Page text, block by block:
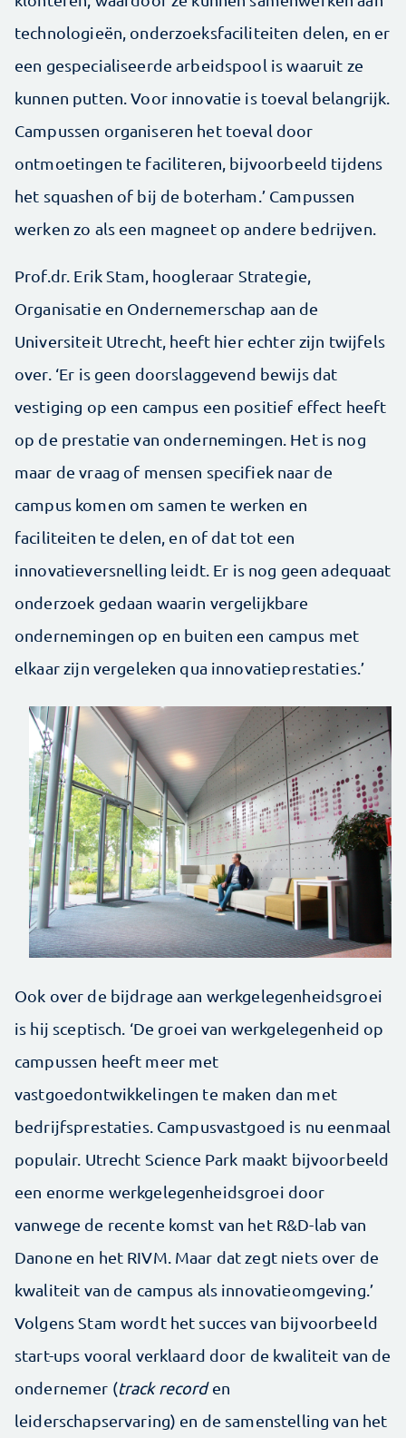
technologieën, onderzoeksfaciliteiten delen, en er
een gespecialiseerde arbeidspool is waaruit ze
kunnen putten. Voor innovatie is toeval belangrijk.
Campussen organiseren het toeval door
ontmoetingen te faciliteren, bijvoorbeeld tijdens
het squashen of bij de boterham.’ Campussen
werken zo als een magneet op andere bedrijven.
Prof.dr. Erik Stam, hoogleraar Strategie,
Organisatie en Ondernemerschap aan de
Universiteit Utrecht, heeft hier echter zijn twijfels
over. ‘Er is geen doorslaggevend bewijs dat
vestiging op een campus een positief effect heeft
op de prestatie van ondernemingen. Het is nog
maar de vraag of mensen specifiek naar de
campus komen om samen te werken en
faciliteiten te delen, en of dat tot een
innovatieversnelling leidt. Er is nog geen adequaat
onderzoek gedaan waarin vergelijkbare
ondernemingen op en buiten een campus met
elkaar zijn vergeleken qua innovatieprestaties.’
Ook over de bijdrage aan werkgelegenheidsgroei
is hij sceptisch. ‘De groei van werkgelegenheid op
campussen heeft meer met
vastgoedontwikkelingen te maken dan met
bedrijfsprestaties. Campusvastgoed is nu eenmaal
populair. Utrecht Science Park maakt bijvoorbeeld
een enorme werkgelegenheidsgroei door
vanwege de recente komst van het R&D-lab van
Danone en het RIVM. Maar dat zegt niets over de
kwaliteit van de campus als innovatieomgeving.’
Volgens Stam wordt het succes van bijvoorbeeld
start-ups vooral verklaard door de kwaliteit van de
ondernemer (track recorden
leiderschapservaring) en de samenstelling van het